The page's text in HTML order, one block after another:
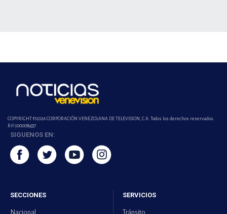
COPYRIGHT ©2026 CORPORACIÓN VENEZOLANA DE TELEVISION, C.A. Todos los derechos reservados.
Rif-j000089337
SIGUENOS EN:
SECCIONES
Nacional
SERVICIOS
Tránsito